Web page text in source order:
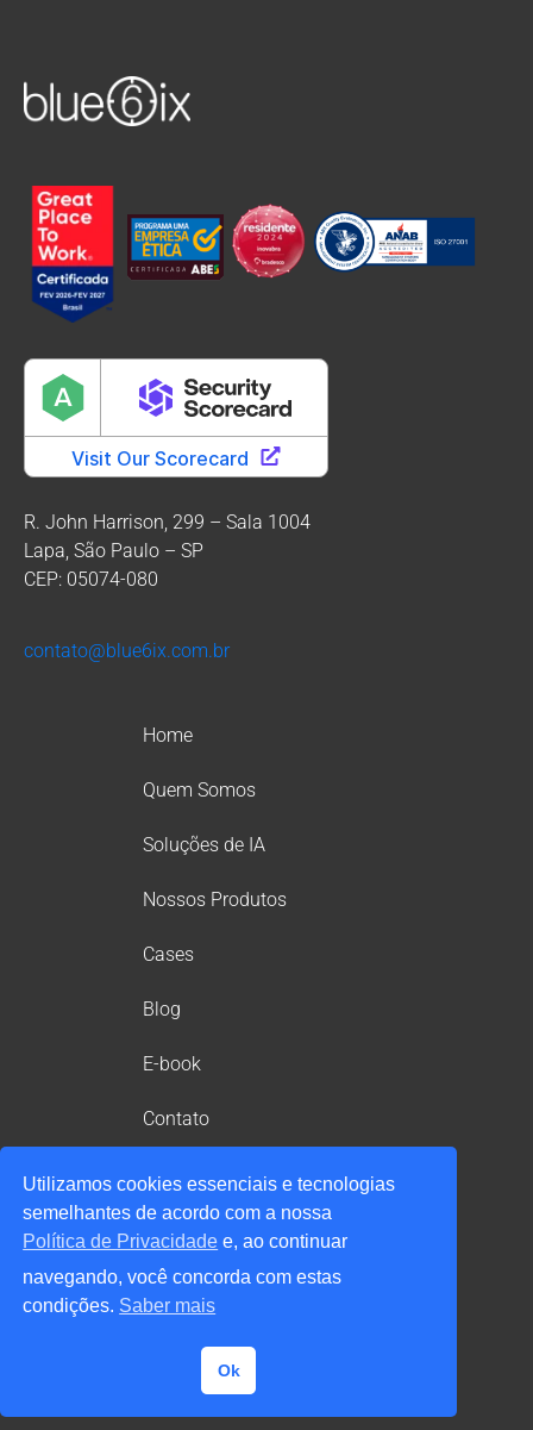
R. John Harrison, 299 – Sala 1004
Lapa, São Paulo – SP
CEP: 05074-080
contato@blue6ix.com.br
Home
Quem Somos
Soluções de IA
Nossos Produtos
Cases
Blog
E-book
Contato
Área do cliente
Política de Privacidade
Política de Compliance
Política de Cookies
DPO: Marco Astorga
Utilizamos cookies essenciais e tecnologias
semelhantes de acordo com a nossa
Política de Privacidade e, ao continuar
navegando, você concorda com estas
condições. Saber mais
Ok